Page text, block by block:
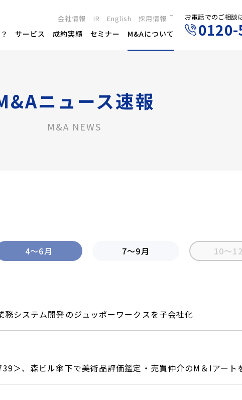
会社情報 IR English 採用情報
新卒採用
キャリア採用
サービス 成約実績 セミナー M&Aについて
お電話でのご相談
ニュース速報
M&A NEWS
4～6月 7～9月 10～
システム開発のジュッポーワークスを子会社化
＞、森ビル傘下で美術品評価鑑定・売買仲介のM＆Iアート